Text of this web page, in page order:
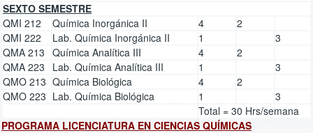
SEXTO SEMESTRE
QMI 212
Química Inorgánica II 4
2
QMI 222
Lab. Química Inorgánica II 1
3
QMA 213 Química Analítica III 4
2
QMA 223
Lab. Química Analítica III 1
3
QMO 213 Química Biológica 4
2
QMO 223 Lab. Química Biológica 1
3
Total = 30 Hrs/semana
PROGRAMA LICENCIATURA EN CIENCIAS QUÍMICAS